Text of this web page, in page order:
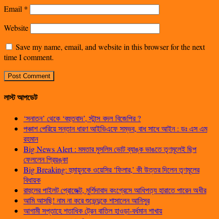
Email *
Website
Save my name, email, and website in this browser for the next
time I comment.
লাস্ট আপডেট
‘সনাতন’ থেকে ‘বহুতবাদ’, স্টান্স বদল বিজেপির ?
পঞ্চাশ পেরিয়ে সন্তান ধারণ আইভিএফে সম্ভব, বাধ সাধে আইন : ডঃ এস এম
রহমান
Big News Alert : মমতার মুসলিম ভোট ব্যাঙ্ক ভাঙতে তৃণমূলেই ছিপ
ফেললেন প্রিয়ঙ্কা
Big Breaking: হুমায়ুনকে ওয়েসির ‘ফিলার,’ কী উত্তর দিলেন তৃণমূলের
বিধায়ক
রাহুলের পাইলট প্রোজেক্ট, মুর্শিদাবাদ কংগ্রেসে আধিপত্য হারাতে পারেন অধীর
আমি আসছি! নাম না করে শুভেন্দুকে শাসালেন আনিসুর
আগামী সপ্তাহে শতাধিক ট্রেন বাতিল হাওড়া-বর্ধমান শাখায়